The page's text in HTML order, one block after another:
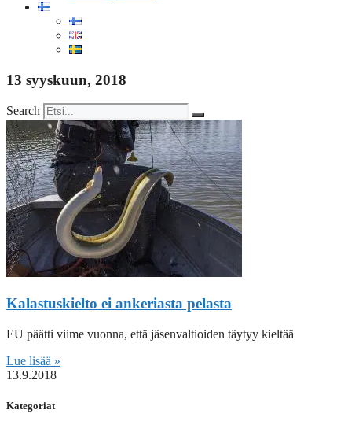
13 syyskuun, 2018
Search
Kalastuskielto ei ankeriasta pelasta
EU päätti viime vuonna, että jäsenvaltioiden täytyy kieltää
Lue lisää »
13.9.2018
Kategoriat